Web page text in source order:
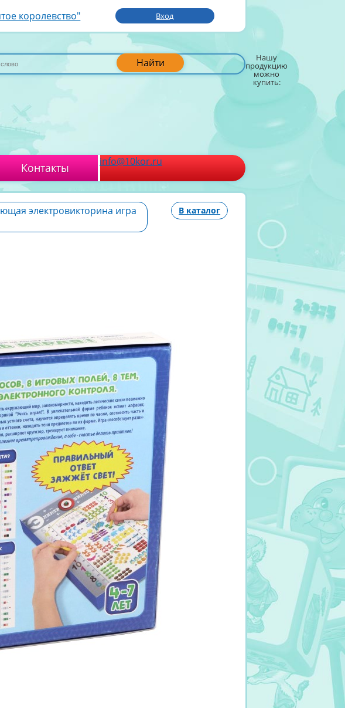
королевство" Вход
Найти Нашу
продукцию
можно
купить:
Контакты info@10kor.ru
электровикторина игра
В каталог